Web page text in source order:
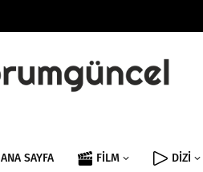
ANA SAYFA FİLM DİZİ